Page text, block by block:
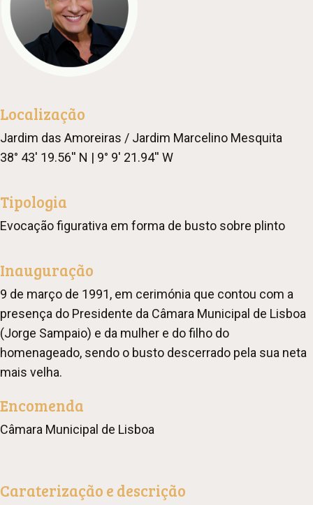
Localização
Jardim das Amoreiras / Jardim Marcelino Mesquita
38° 43' 19.56'' N | 9° 9' 21.94'' W
Tipologia
Evocação figurativa em forma de busto sobre plinto
Inauguração
9 de março de 1991, em cerimónia que contou com a
presença do Presidente da Câmara Municipal de Lisboa
(Jorge Sampaio) e da mulher e do filho do
homenageado, sendo o busto descerrado pela sua neta
mais velha.
Encomenda
Câmara Municipal de Lisboa
Caraterização e descrição